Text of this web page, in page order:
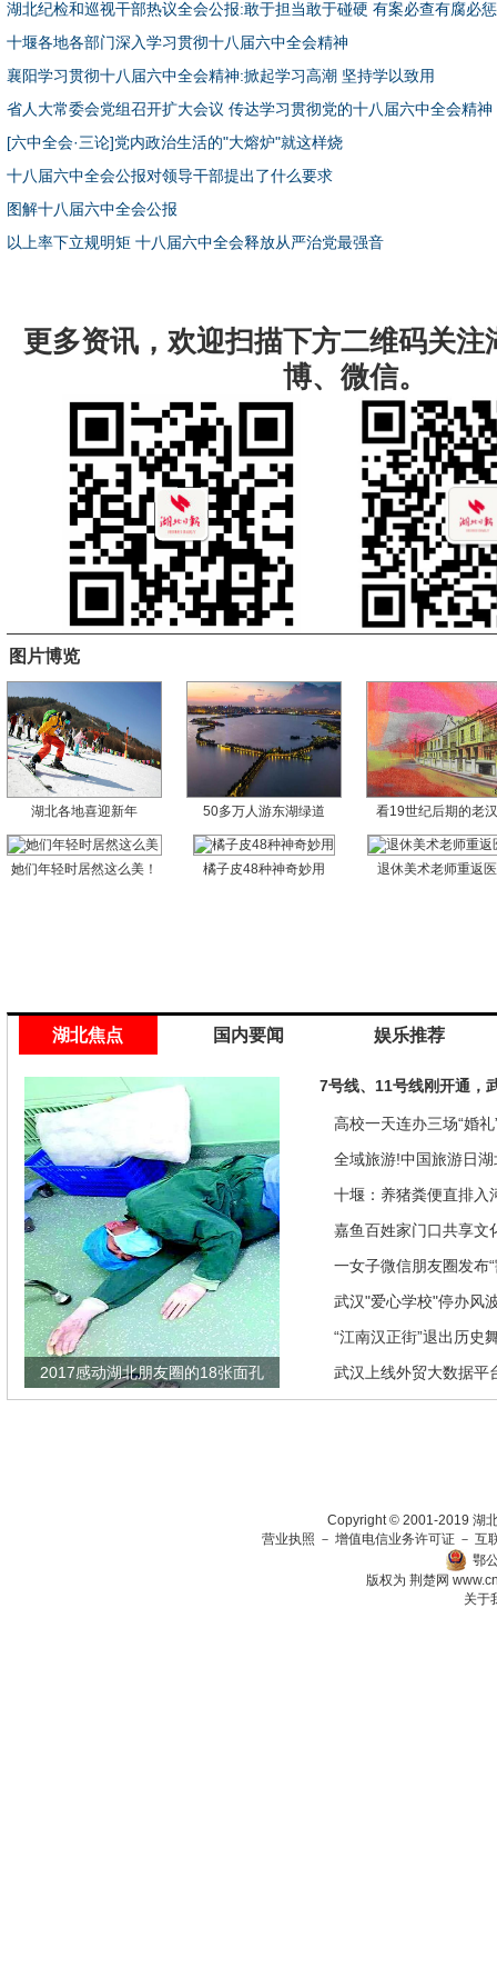
湖北纪检和巡视干部热议全会公报:敢于担当敢于碰硬 有案必查有腐必惩
十堰各地各部门深入学习贯彻十八届六中全会精神
襄阳学习贯彻十八届六中全会精神:掀起学习高潮 坚持学以致用
省人大常委会党组召开扩大会议 传达学习贯彻党的十八届六中全会精神
[六中全会·三论]党内政治生活的"大熔炉"就这样烧
十八届六中全会公报对领导干部提出了什么要求
图解十八届六中全会公报
以上率下立规明矩 十八届六中全会释放从严治党最强音
更多资讯，欢迎扫描下方二维码关注
博、微信。
图片博览
湖北各地喜迎新年 50多万人游东湖绿道 看19世纪后期的老
她们年轻时居然这么美！ 橘子皮48种神奇妙用 退休美术老师重返
湖北焦点 国内要闻 娱乐推荐
2017感动湖北朋友圈的18张面孔
7号线、11号线刚开通，
高校一天连办三场“婚
来是因为…
全域旅游!中国旅游日
推优惠政策
十堰：养猪粪便直排入
偿40余万元
嘉鱼百姓家门口共享文
馆讲座家里看
一女子微信朋友圈发布
发现竟是闹剧
武汉"爱心学校"停办风
“江南汉正街”退出历史
武汉上线外贸大数据平
Copyright © 2001-2019 湖
营业执照 － 增值电信业务许可证 － 互
鄂
版权为 荆楚网
关于